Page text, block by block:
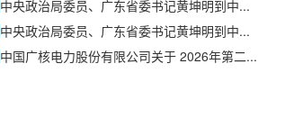
中央政治局委员、广东省委书记黄坤明到中广核太平岭核电基地调研
中央政治局委员、广东省委书记黄坤明到中广核太平岭核电基地调研
中国广核电力股份有限公司关于 2026年第二季度运营情况的公告